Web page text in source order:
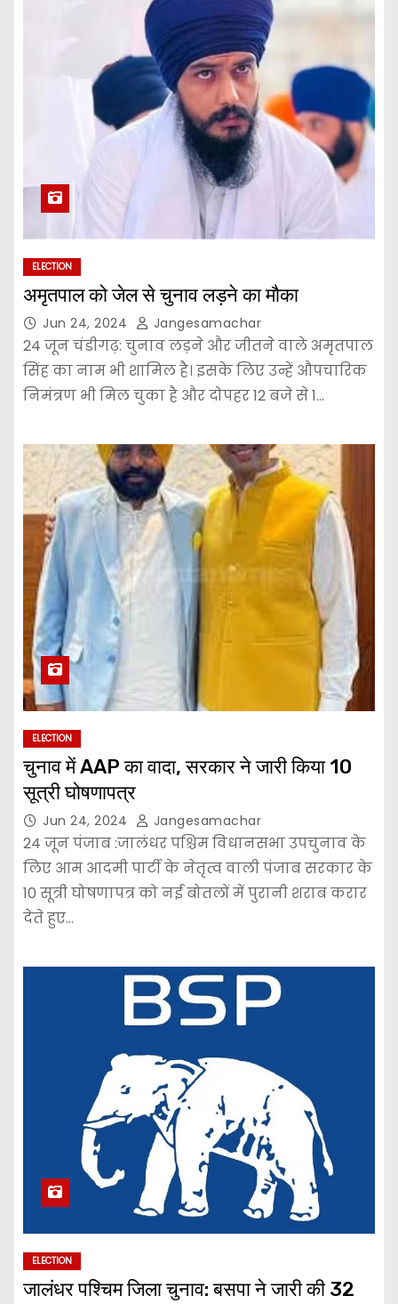
ELECTION
अमृतपाल को जेल से चुनाव लड़ने का मौका
Jun 24, 2024 Jangesamachar
24 जून चंडीगढ़: चुनाव लड़ने और जीतने वाले अमृतपाल
सिंह का नाम भी शामिल है। इसके लिए उन्हें औपचारिक
निमंत्रण भी मिल चुका है और दोपहर 12 बजे से 1…
ELECTION
चुनाव में AAP का वादा, सरकार ने जारी किया 10
सूत्री घोषणापत्र
Jun 24, 2024 Jangesamachar
24 जून पंजाब :जालंधर पश्चिम विधानसभा उपचुनाव के
लिए आम आदमी पार्टी के नेतृत्व वाली पंजाब सरकार के
10 सूत्री घोषणापत्र को नई बोतलों में पुरानी शराब करार
देते हुए…
ELECTION
जालंधर पश्चिम जिला चुनाव: बसपा ने जारी की 32